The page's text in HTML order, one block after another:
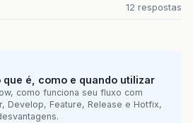
12 respostas
que é, como e quando utilizar
como funciona seu fluxo com
Develop, Feature, Release e Hotfix,